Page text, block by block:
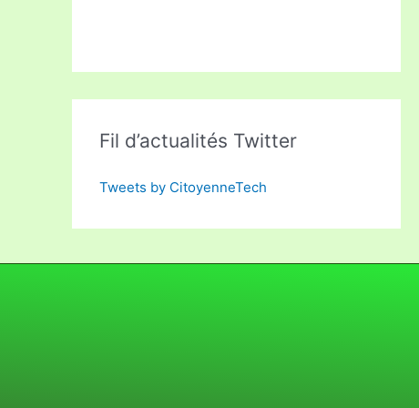
Fil d’actualités Twitter
Tweets by CitoyenneTech